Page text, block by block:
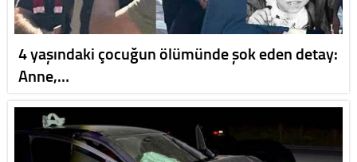
4 yaşındaki çocuğun ölümünde şok eden detay:
Anne,…